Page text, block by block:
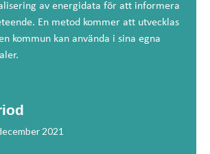
av energidata för att informera
En metod kommer att utvecklas
kommun kan använda i sina egna
2021